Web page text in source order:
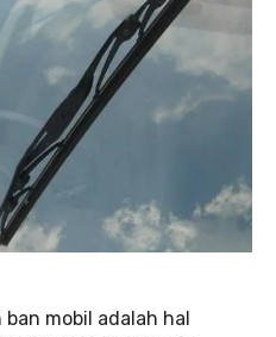
mobil adalah hal